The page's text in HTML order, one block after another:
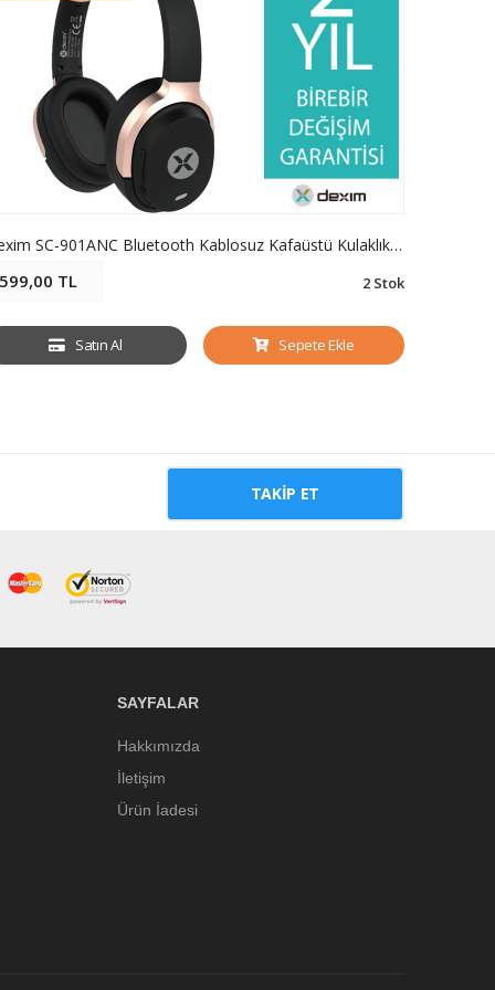
Dexim SC-901ANC Bluetooth Kablosuz Kafaüstü Kulaklık Siyah DBT005 - DMG
599,00 TL 2 Stok
Satın Al Sepete Ekle
TAKIP ET
SAYFALAR
Hakkımızda
İletişim
Ürün İadesi